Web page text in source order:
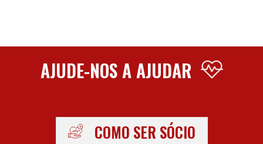
AJUDE-NOS A AJUDAR
COMO SER SÓCIO